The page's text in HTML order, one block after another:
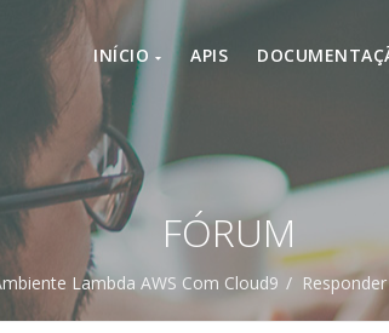
INÍCIO APIS
FÓRUM
Lambda AWS Com Cloud9 /